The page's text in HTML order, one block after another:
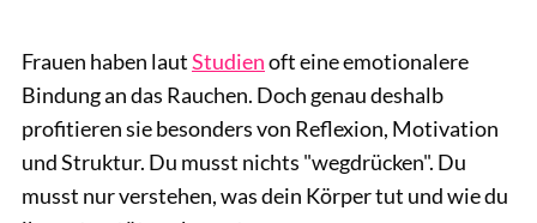
Frauen haben lautStudienoft eine emotionalere
Bindung an das Rauchen. Doch genau deshalb
profitieren sie besonders von Reflexion, Motivation
und Struktur. Du musst nichts "wegdrücken". Du
musst nur verstehen, was dein Körper tut und wie du